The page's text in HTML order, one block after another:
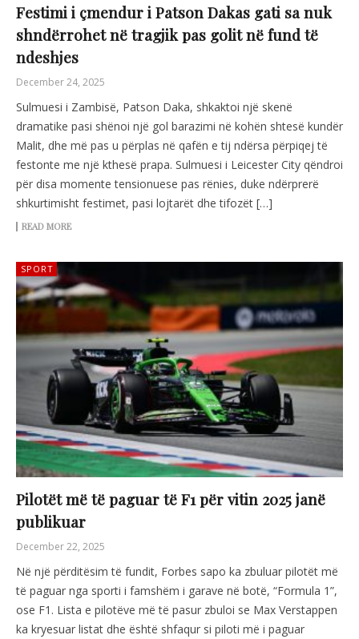
Festimi i çmendur i Patson Dakas gati sa nuk
shndërrohet në tragjik pas golit në fund të
ndeshjes
December 24, 2025
Sulmuesi i Zambisë, Patson Daka, shkaktoi një skenë
dramatike pasi shënoi një gol barazimi në kohën shtesë kundër
Malit, dhe më pas u përplas në qafën e tij ndërsa përpiqej të
festonte me një kthesë prapa. Sulmuesi i Leicester City qëndroi
për disa momente tensionuese pas rënies, duke ndërprerë
shkurtimisht festimet, pasi lojtarët dhe tifozët […]
READ MORE
SPORT
Pilotët më të paguar të F1 për vitin 2025 janë
publikuar
December 22, 2025
Në një përditësim të fundit, Forbes sapo ka zbuluar pilotët më
të paguar nga sporti i famshëm i garave në botë, “Formula 1”,
ose F1. Lista e pilotëve më të pasur zbuloi se Max Verstappen
ka kryesuar listat dhe është shfaqur si piloti më i paguar